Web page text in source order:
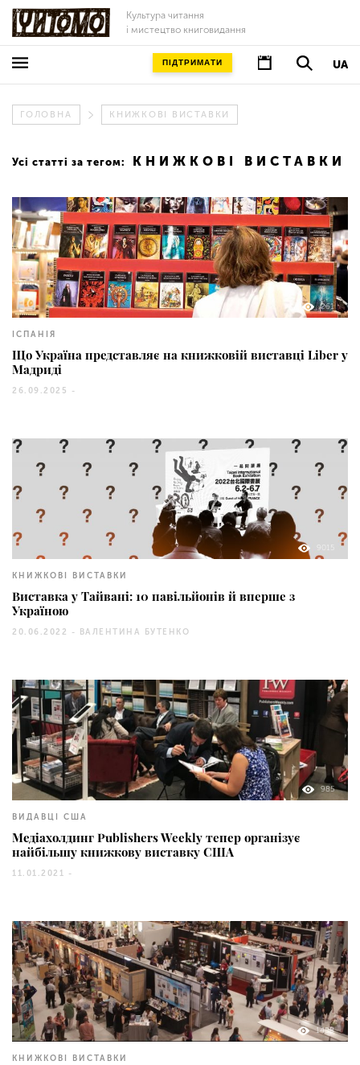
Культура читання
і мистецтво книговидання
UA
ПІДТРИМАТИ
ГОЛОВНА КНИЖКОВІ ВИСТАВКИ
Усі статті за тегом: КНИЖКОВІ ВИСТАВКИ
261
ІСПАНІЯ
Що Україна представляє на книжковій виставці Liber у
Мадриді
26.09.2025 -
9015
КНИЖКОВІ ВИСТАВКИ
Виставка у Тайвані: 10 павільйонів й вперше з
Україною
20.06.2022 - ВАЛЕНТИНА БУТЕНКО
985
ВИДАВЦІ США
Медіахолдинг Publishers Weekly тепер організує
найбільшу книжкову виставку США
11.01.2021 -
1488
КНИЖКОВІ ВИСТАВКИ